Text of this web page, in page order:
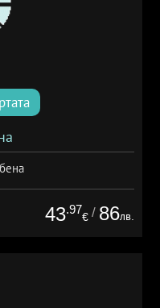
43.97
€ / 86лв.